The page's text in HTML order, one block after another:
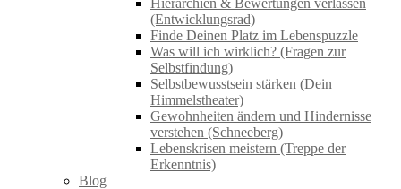
Hierarchien & Bewertungen verlassen
(Entwicklungsrad)
Finde Deinen Platz im Lebenspuzzle
Was will ich wirklich? (Fragen zur
Selbstfindung)
Selbstbewusstsein stärken (Dein
Himmelstheater)
Gewohnheiten ändern und Hindernisse
verstehen (Schneeberg)
Lebenskrisen meistern (Treppe der
Erkenntnis)
Blog